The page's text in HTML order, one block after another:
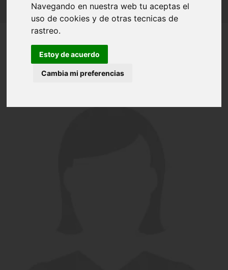
Navegando en nuestra web tu aceptas el
uso de cookies y de otras tecnicas de
rastreo.
Estoy de acuerdo
Cambia mi preferencias